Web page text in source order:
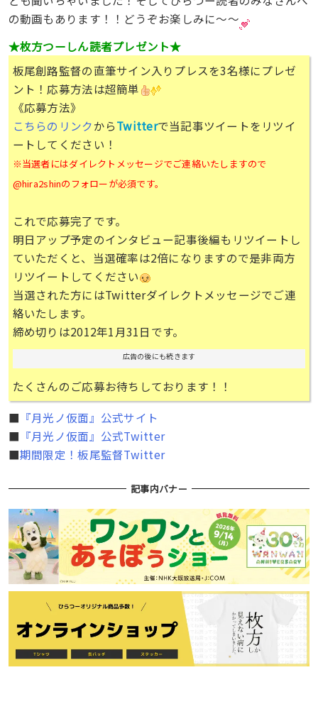
の動画もあります！！どうぞお楽しみに～～
★枚方つーしん読者プレゼント★
板尾創路監督の直筆サイン入りプレスを3名様にプレゼ
ント！応募方法は超簡単
《応募方法》
こちらのリンクからTwitterで当記事ツイートをリツイ
ートしてください！
※当選者にはダイレクトメッセージでご連絡いたしますので
@hira2shinのフォローが必須です。
これで応募完了です。
明日アップ予定のインタビュー記事後編もリツイートし
ていただくと、当選確率は2倍になりますので是非両方
リツイートしてください
当選された方にはTwitterダイレクトメッセージでご連
絡いたします。
締め切りは2012年1月31日です。
広告の後にも続きます
たくさんのご応募お待ちしております！！
■ 『月光ノ仮面』公式サイト
■ 『月光ノ仮面』公式Twitter
■期間限定！板尾監督Twitter
記事内バナー